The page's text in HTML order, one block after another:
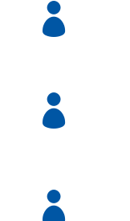


